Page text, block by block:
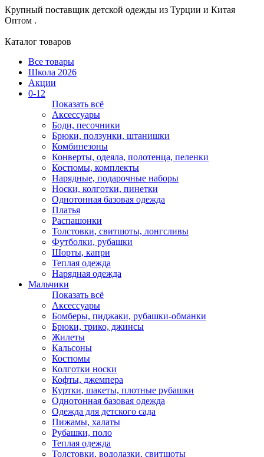
Крупный поставщик детской одежды из Турции и Китая
Оптом .
Каталог товаров
Все товары
Школа 2026
Акции
0-12
Показать всё
Аксессуары
Боди, песочники
Брюки, ползунки, штанишки
Комбинезоны
Конверты, одеяла, полотенца, пеленки
Костюмы, комплекты
Нарядные, подарочные наборы
Носки, колготки, пинетки
Однотонная базовая одежда
Платья
Распашонки
Толстовки, свитшоты, лонгсливы
Футболки, рубашки
Шорты, капри
Теплая одежда
Нарядная одежда
Мальчики
Показать всё
Аксессуары
Бомберы, пиджаки, рубашки-обманки
Брюки, трико, джинсы
Жилеты
Кальсоны
Костюмы
Колготки носки
Кофты, джемпера
Куртки, шакеты, плотные рубашки
Однотонная базовая одежда
Одежда для детского сада
Пижамы, халаты
Рубашки, поло
Теплая одежда
Толстовки, водолазки, свитшоты